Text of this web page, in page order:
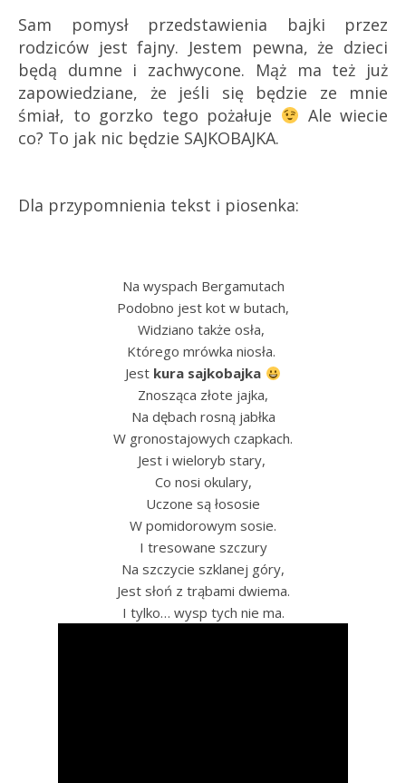
Sam pomysł przedstawienia bajki przez
rodziców jest fajny. Jestem pewna, że dzieci
będą dumne i zachwycone. Mąż ma też już
zapowiedziane, że jeśli się będzie ze mnie
śmiał, to gorzko tego pożałuje
Ale wiecie
co? To jak nic będzie SAJKOBAJKA.
Dla przypomnienia tekst i piosenka:
Na wyspach Bergamutach
Podobno jest kot w butach,
Widziano także osła,
Którego mrówka niosła.
Jest kura sajkobajka
Znosząca złote jajka,
Na dębach rosną jabłka
W gronostajowych czapkach.
Jest i wieloryb stary,
Co nosi okulary,
Uczone są łososie
W pomidorowym sosie.
I tresowane szczury
Na szczycie szklanej góry,
Jest słoń z trąbami dwiema.
I tylko… wysp tych nie ma.